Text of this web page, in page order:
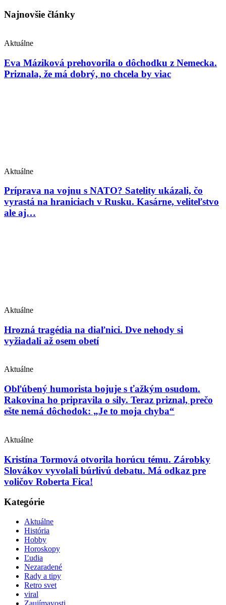
Najnovšie články
Aktuálne
Eva Máziková prehovorila o dôchodku z Nemecka.
Priznala, že má dobrý, no chcela by viac
Aktuálne
Príprava na vojnu s NATO? Satelity ukázali, čo
vyrastá na hraniciach v Rusku. Kasárne, veliteľstvo
ale aj…
Aktuálne
Hrozná tragédia na diaľnici. Dve nehody si
vyžiadali až osem obetí
Aktuálne
Obľúbený humorista bojuje s ťažkým osudom.
Rakovina ho pripravila o sily. Teraz priznal, prečo
ešte nemá dôchodok: „Je to moja chyba“
Aktuálne
Kristína Tormová otvorila horúcu tému. Zárobky
Slovákov vyvolali búrlivú debatu. Má odkaz pre
voličov Roberta Fica!
Kategórie
Aktuálne
História
Hobby
Horoskopy
Ľudia
Nezaradené
Rady a tipy
Retro svet
viral
Zaujímavosti